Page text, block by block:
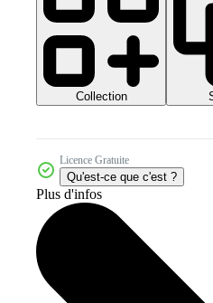
Collection
Licence Gratuite
Qu'est-ce que c'est ?
Plus d'infos